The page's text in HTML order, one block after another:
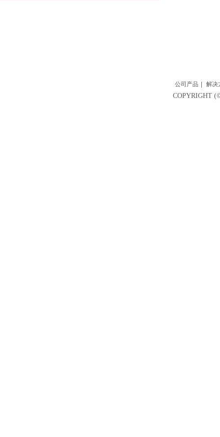
公司产品 解决
COPYRIGHT